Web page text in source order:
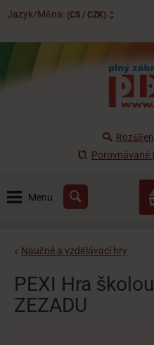
Jazyk/Měna: (CS / CZK)
Menu
Porovnávané
Naučné a vzdělávací hry
PEXI Hra
ZEZADU